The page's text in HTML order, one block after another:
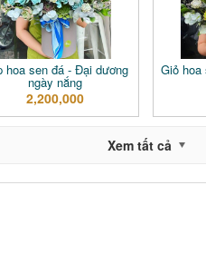
hoa sen đá - Đại dương
ngày nắng
2,200,000
Giỏ hoa
Xem tất cả